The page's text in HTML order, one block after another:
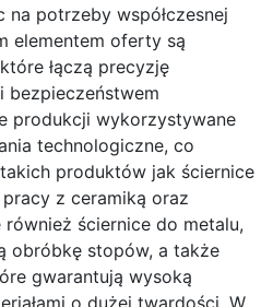
na potrzeby współczesnej
elementem oferty są
łączą precyzję
bezpieczeństwem
produkcji wykorzystywane
technologiczne, co
produktów jak ściernice
z ceramiką oraz
ściernice do metalu,
obróbkę stopów, a także
gwarantują wysoką
o dużej twardości. W